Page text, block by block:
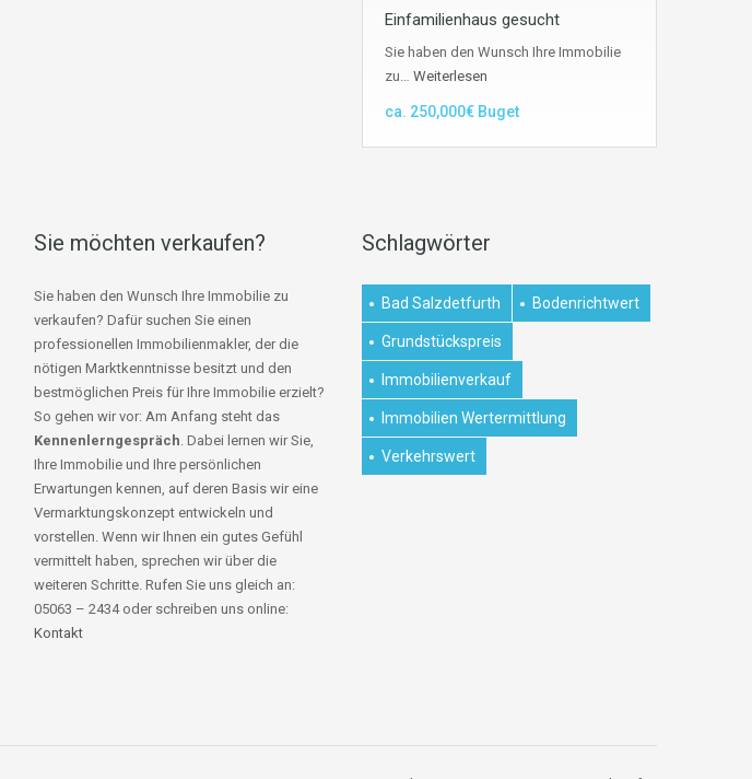
Einfamilienhaus gesucht
Sie haben den Wunsch Ihre Immobilie
zu… Weiterlesen
ca. 250,000€ Buget
Sie möchten verkaufen?
Sie haben den Wunsch Ihre Immobilie zu
verkaufen? Dafür suchen Sie einen
professionellen Immobilienmakler, der die
nötigen Marktkenntnisse besitzt und den
bestmöglichen Preis für Ihre Immobilie erzielt?
So gehen wir vor: Am Anfang steht das
Kennenlerngespräch . Dabei lernen wir Sie,
Ihre Immobilie und Ihre persönlichen
Erwartungen kennen, auf deren Basis wir eine
Vermarktungskonzept entwickeln und
vorstellen. Wenn wir Ihnen ein gutes Gefühl
vermittelt haben, sprechen wir über die
weiteren Schritte. Rufen Sie uns gleich an:
05063 – 2434 oder schreiben uns online:
Kontakt
Schlagwörter
Bad Salzdetfurth Bodenrichtwert
Grundstückspreis
Immobilienverkauf
Immobilien Wertermittlung
Verkehrswert